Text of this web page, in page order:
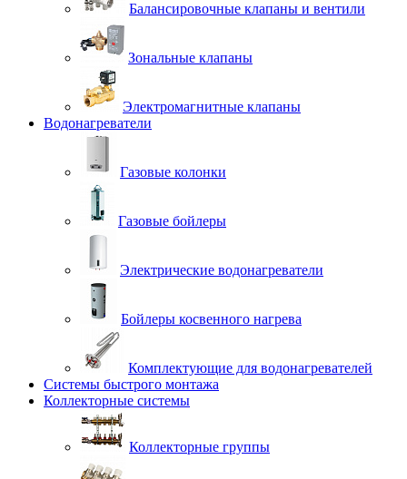
Балансировочные клапаны и вентили
Зональные клапаны
Электромагнитные клапаны
Водонагреватели
Газовые колонки
Газовые бойлеры
Электрические водонагреватели
Бойлеры косвенного нагрева
Комплектующие для водонагревателей
Системы быстрого монтажа
Коллекторные системы
Коллекторные группы